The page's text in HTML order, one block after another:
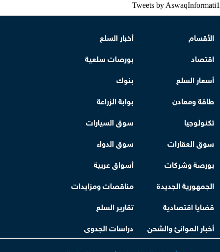
Tweets by AswaqInformati1
الأقسام
أخبار السلع
اقتصاد
بورصات سلعية
أسعار السلع
بنوك
طاقة ومعادن
بوابة الزراعة
تكنولوجيا
سوق السيارات
سوق العقارات
سوق الدواء
بورصة وشركات
أسواق عربية
الجمهورية الجديدة
مناقصات ومزايدات
قضايا اقتصادية
تقارير السلع
أخبار الموانئ والشحن
دراسات الجدوى